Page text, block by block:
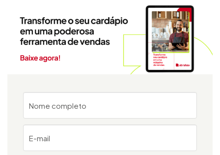
Nome completo
E-mail